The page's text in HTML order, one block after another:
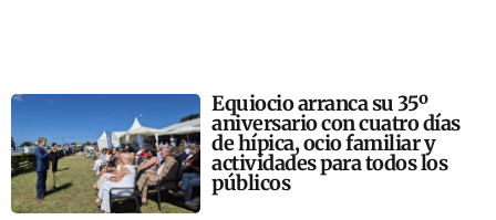
Equiocio arranca su 35º
aniversario con cuatro días
de hípica, ocio familiar y
actividades para todos los
públicos